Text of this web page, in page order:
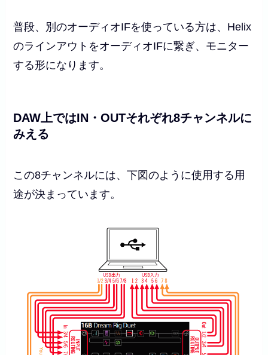
普段、別のオーディオIFを使っている方は、Helix
のラインアウトをオーディオIFに繋ぎ、モニター
する形になります。
DAW上ではIN・OUTそれぞれ8チャンネルに
みえる
この8チャンネルには、下図のように使用する用
途が決まっています。